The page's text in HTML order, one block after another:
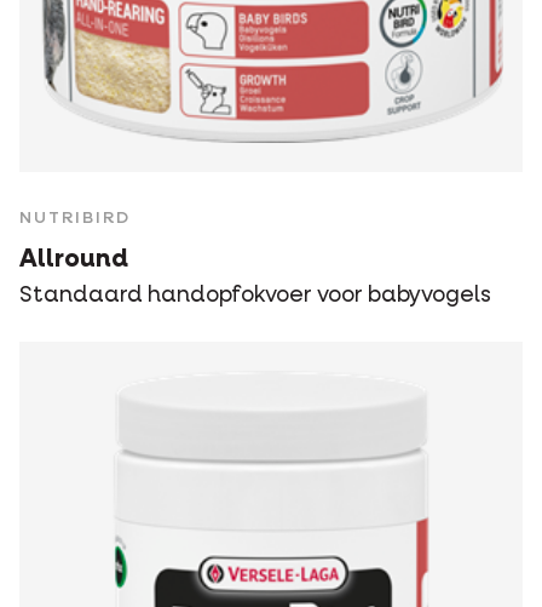
NUTRIBIRD
Allround
Standaard handopfokvoer voor babyvogels